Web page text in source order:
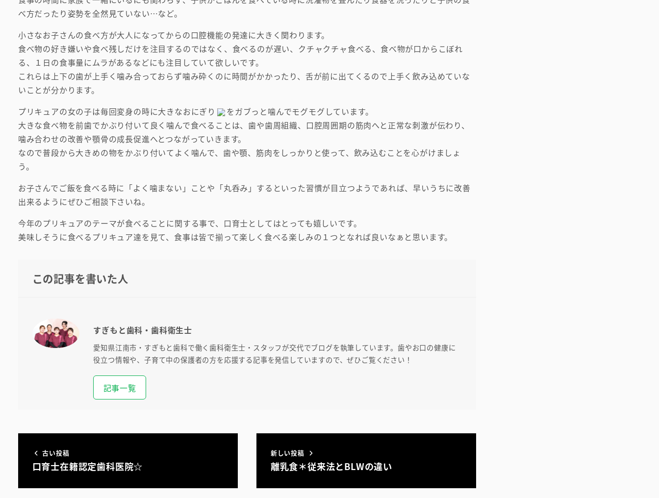
べ方だったり姿勢を全然見ていない…など。
小さなお子さんの食べ方が大人になってからの口腔機能の発達に大きく関わります。
食べ物の好き嫌いや食べ残しだけを注目するのではなく、食べるのが遅い、クチャクチャ食べる、食べ物が口からこぼれ
る、１日の食事量にムラがあるなどにも注目していて欲しいです。
これらは上下の歯が上手く噛み合っておらず噛み砕くのに時間がかかったり、舌が前に出てくるので上手く飲み込めていな
いことが分かります。
プリキュアの女の子は毎回変身の時に大きなおにぎり
をガブっと噛んでモグモグしています。
大きな食べ物を前歯でかぶり付いて良く噛んで食べることは、歯や歯周組織、口腔周囲期の筋肉へと正常な刺激が伝わり、
噛み合わせの改善や顎骨の成長促進へとつながっていきます。
なので普段から大きめの物をかぶり付いてよく噛んで、歯や顎、筋肉をしっかりと使って、飲み込むことを心がけましょ
う。
お子さんでご飯を食べる時に「よく噛まない」ことや「丸呑み」するといった習慣が目立つようであれば、早いうちに改善
出来るようにぜひご相談下さいね。
今年のプリキュアのテーマが食べることに関する事で、口育士としてはとっても嬉しいです。
美味しそうに食べるプリキュア達を見て、食事は皆で揃って楽しく食べる楽しみの１つとなれば良いなぁと思います。
この記事を書いた人
すぎもと歯科・歯科衛生士
愛知県江南市・すぎもと歯科で働く歯科衛生士・スタッフが交代でブログを執筆しています。歯やお口の健康に
役立つ情報や、子育て中の保護者の方を応援する記事を発信していますので、ぜひご覧ください！
記事一覧
古い投稿
口育士在籍認定歯科医院☆
新しい投稿
離乳食＊従来法とBLWの違い